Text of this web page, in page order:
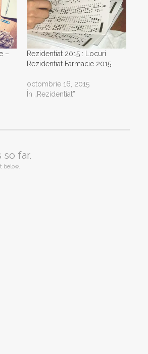
–
Rezidentiat 2015 : Locuri
Rezidentiat Farmacie 2015
octombrie 16, 2015
În „Rezidentiat”
far.
below.